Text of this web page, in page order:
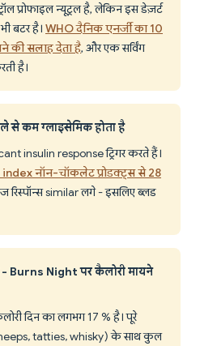
प्रोफाइल न्यूट्रल है, लेकिन इस डेज़र्ट
बटर है। WHO दैनिक एनर्जी का 10
की सलाह देता है, और एक सर्विंग
है।
कम ग्लाइसेमिक होता है
insulin response ट्रिगर करते हैं।
नॉन-चॉकलेट प्रोडक्ट्स से 28
रिस्पॉन्स similar लगे - इसलिए ब्लड
Burns Night पर कैलोरी मायने
दिन का लगभग 17 % है। पूरे
tatties, whisky) के साथ कुल